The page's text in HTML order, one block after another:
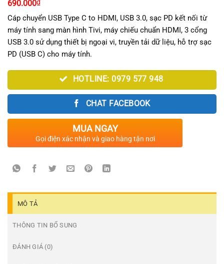
là:
790.000₫.
690.000₫
tại
690.000₫.
Cáp chuyển USB Type C to HDMI, USB 3.0, sạc PD kết nối từ
máy tính sang màn hình Tivi, máy chiếu chuẩn HDMI, 3 cổng
USB 3.0 sử dụng thiết bị ngoại vi, truyền tải dữ liệu, hỗ trợ sạc
PD (USB C) cho máy tính.
HOTLINE: 0979 577 948
CHAT FACEBOOK
MUA NGAY
Gọi điện xác nhận và giao hàng tận nơi
MÔ TẢ
THÔNG TIN BỔ SUNG
ĐÁNH GIÁ (0)